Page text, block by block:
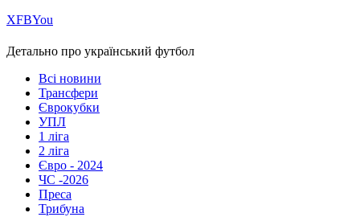
ХFBYou
Детально про український футбол
Всі новини
Трансфери
Єврокубки
УПЛ
1 ліга
2 ліга
Євро - 2024
ЧС -2026
Преса
Трибуна